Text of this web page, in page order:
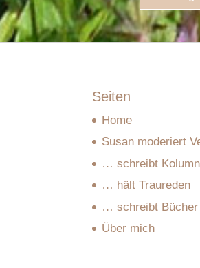
Seiten
Home
Susan moderiert
… schreibt
… hält Traureden
… schreibt Bücher
Über mich